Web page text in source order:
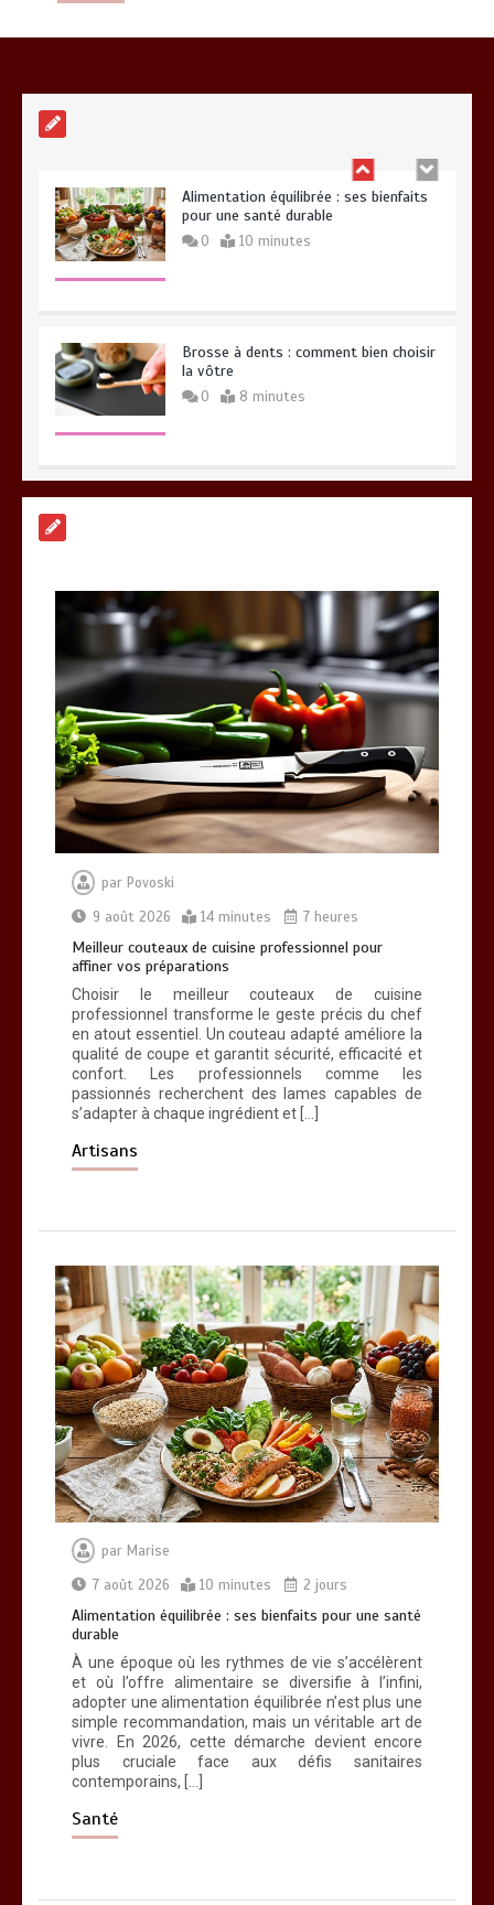
Meilleur couteaux de cuisine
Alimentation équilibrée : ses bienfaits
pour une santé durable
0 10 minutes
Brosse à dents : comment bien choisir
la vôtre
0 8 minutes
Meilleur couteaux de cuisine
professionnel pour affiner vos
préparations
14 minutes
Alimentation équilibrée : ses bienfaits
pour une santé durable
par Povoski
9 août 2026
14 minutes 7 heures
Meilleur couteaux de cuisine professionnel pour
affiner vos préparations
Choisir le meilleur couteaux de cuisine
professionnel transforme le geste précis du chef
en atout essentiel. Un couteau adapté améliore la
qualité de coupe et garantit sécurité, efficacité et
confort. Les professionnels comme les
passionnés recherchent des lames capables de
s’adapter à chaque ingrédient et […]
Artisans
par Marise
7 août 2026
10 minutes 2 jours
Alimentation équilibrée : ses bienfaits pour une santé
durable
À une époque où les rythmes de vie s’accélèrent
et où l’offre alimentaire se diversifie à l’infini,
adopter une alimentation équilibrée n’est plus une
simple recommandation, mais un véritable art de
vivre. En 2026, cette démarche devient encore
plus cruciale face aux défis sanitaires
contemporains, […]
Santé